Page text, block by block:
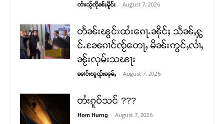
ၸၢႆးသႂ်ၸိုၼ်ႈမိူင်း - August 7, 2026
တႅၼ်းၽွင်းထႆးၵေႃႉၼိုင်ႈ သႅၼ်ႇႁွ
င်ႉၼႄၵၢင်ၸႂ်တေႃႇ မိၼ်းဢွင်ႇလၢႆႇ
ၼႂ်းလုမ်းသၽႃး
ၼၢင်းၽူၺ်းၼုမ်ႇ - August 7, 2026
တႆးၵူဝ်သင် ???
Hom Hurng - August 7, 2026